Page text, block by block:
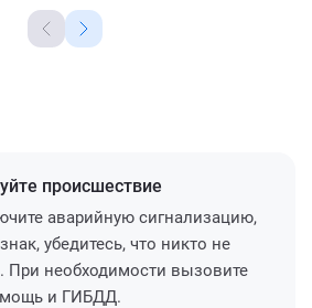
происшествие
аварийную сигнализацию,
убедитесь, что никто не
При необходимости вызовите
и ГИБДД.